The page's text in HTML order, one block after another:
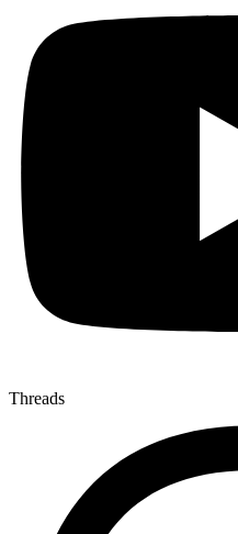
Threads